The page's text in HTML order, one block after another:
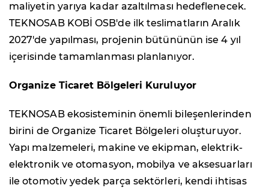
maliyetin yarıya kadar azaltılması hedeflenecek.
TEKNOSAB KOBİ OSB'de ilk teslimatların Aralık
2027'de yapılması, projenin bütününün ise 4 yıl
içerisinde tamamlanması planlanıyor.
Organize Ticaret Bölgeleri Kuruluyor
TEKNOSAB ekosisteminin önemli bileşenlerinden
birini de Organize Ticaret Bölgeleri oluşturuyor.
Yapı malzemeleri, makine ve ekipman, elektrik-
elektronik ve otomasyon, mobilya ve aksesuarları
ile otomotiv yedek parça sektörleri, kendi ihtisas